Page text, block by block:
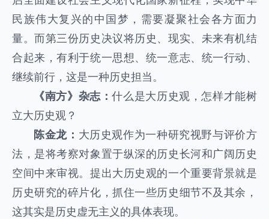
民族伟大复兴的中国梦，需要凝聚社会各方面力
量。而第三份历史决议将历史、现实、未来有机结
合起来，有利于统一思想、统一意志、统一行动、
继续前行，这是一种历史担当。
《南方》杂志：什么是大历史观，怎样才能树
立大历史观？
陈金龙： 大历史观作为一种研究视野与评价方
法，是将考察对象置于纵深的历史长河和广阔历史
空间中来审视。提出大历史观的一个重要背景就是
历史研究的碎片化，抓住一些历史细节不及其余，
这其实是历史虚无主义的具体表现。